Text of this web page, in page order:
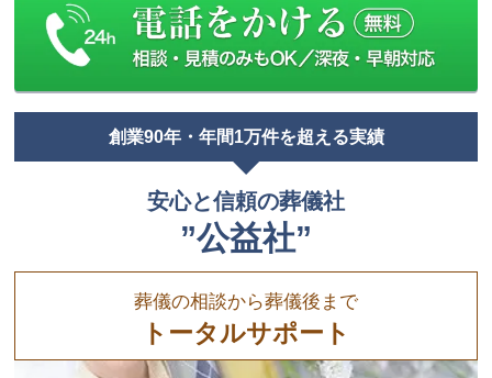
創業90年・年間1万件を超える実績
安心と信頼の葬儀社
”公益社”
葬儀の相談から葬儀後まで
トータルサポート